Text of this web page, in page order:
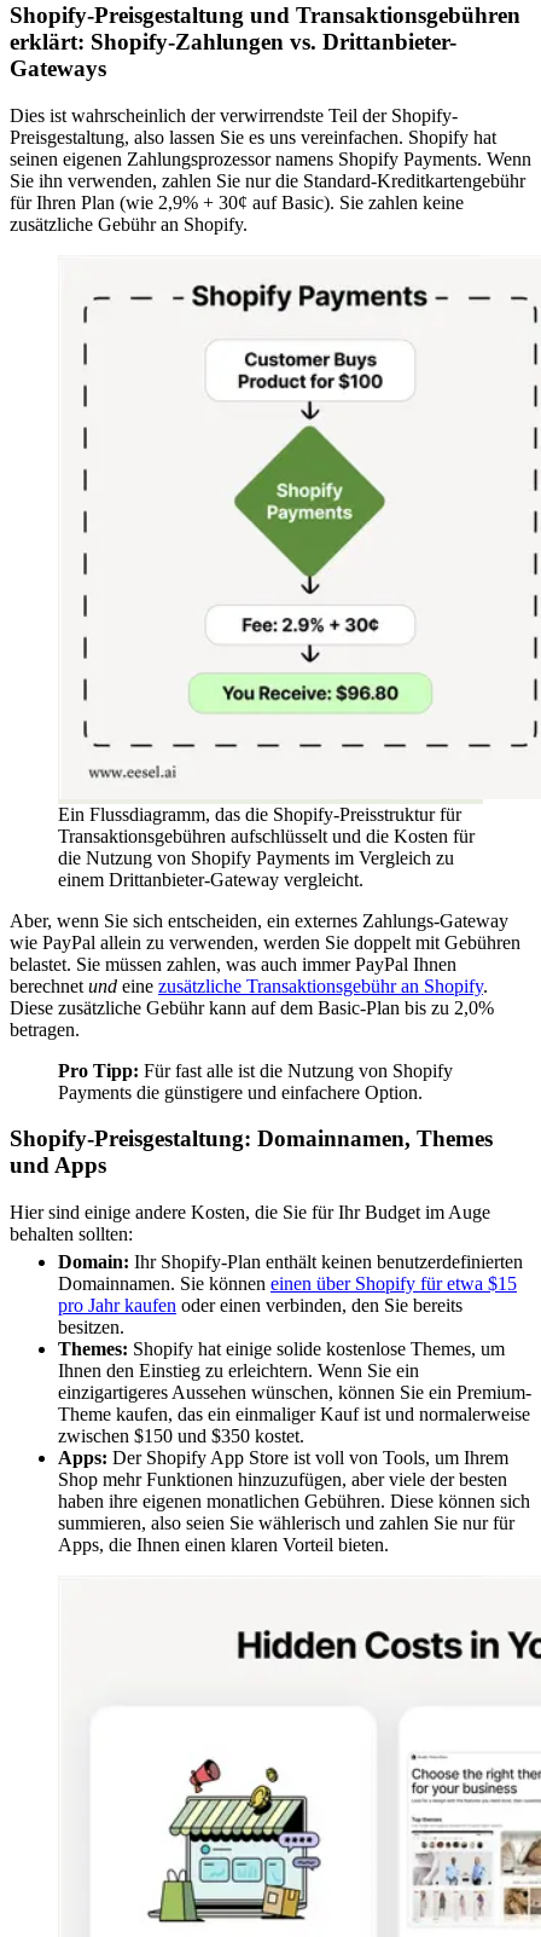
Shopify-Preisgestaltung und Transaktionsgebühren
erklärt: Shopify-Zahlungen vs. Drittanbieter-
Gateways
Dies ist wahrscheinlich der verwirrendste Teil der Shopify-
Preisgestaltung, also lassen Sie es uns vereinfachen. Shopify hat
seinen eigenen Zahlungsprozessor namens Shopify Payments. Wenn
Sie ihn verwenden, zahlen Sie nur die Standard-Kreditkartengebühr
für Ihren Plan (wie 2,9% + 30¢ auf Basic). Sie zahlen keine
zusätzliche Gebühr an Shopify.
Ein Flussdiagramm, das die Shopify-Preisstruktur für
Transaktionsgebühren aufschlüsselt und die Kosten für
die Nutzung von Shopify Payments im Vergleich zu
einem Drittanbieter-Gateway vergleicht.
Aber, wenn Sie sich entscheiden, ein externes Zahlungs-Gateway
wie PayPal allein zu verwenden, werden Sie doppelt mit Gebühren
belastet. Sie müssen zahlen, was auch immer PayPal Ihnen
berechnet und eine zusätzliche Transaktionsgebühr an Shopify.
Diese zusätzliche Gebühr kann auf dem Basic-Plan bis zu 2,0%
betragen.
Pro Tipp: Für fast alle ist die Nutzung von Shopify
Payments die günstigere und einfachere Option.
Shopify-Preisgestaltung: Domainnamen, Themes
und Apps
Hier sind einige andere Kosten, die Sie für Ihr Budget im Auge
behalten sollten:
Domain: Ihr Shopify-Plan enthält keinen benutzerdefinierten
Domainnamen. Sie können einen über Shopify für etwa $15
pro Jahr kaufen oder einen verbinden, den Sie bereits
besitzen.
Themes: Shopify hat einige solide kostenlose Themes, um
Ihnen den Einstieg zu erleichtern. Wenn Sie ein
einzigartigeres Aussehen wünschen, können Sie ein Premium-
Theme kaufen, das ein einmaliger Kauf ist und normalerweise
zwischen $150 und $350 kostet.
Apps: Der Shopify App Store ist voll von Tools, um Ihrem
Shop mehr Funktionen hinzuzufügen, aber viele der besten
haben ihre eigenen monatlichen Gebühren. Diese können sich
summieren, also seien Sie wählerisch und zahlen Sie nur für
Apps, die Ihnen einen klaren Vorteil bieten.